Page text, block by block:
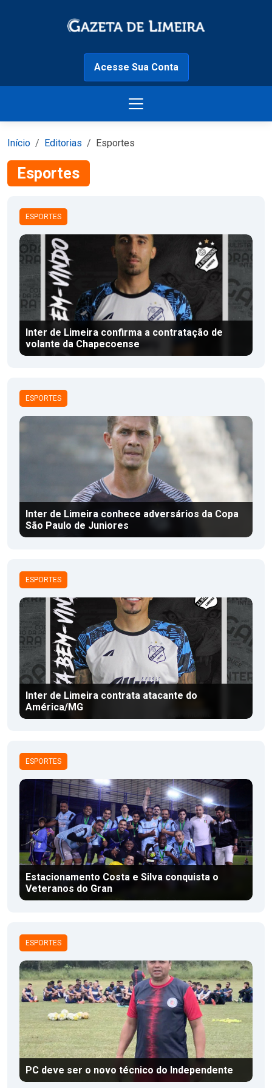
Acesse Sua Conta
Início Editorias Esportes
Esportes
ESPORTES
Inter de Limeira confirma a contratação de
volante da Chapecoense
ESPORTES
Inter de Limeira conhece adversários da Copa
São Paulo de Juniores
ESPORTES
Inter de Limeira contrata atacante do
América/MG
ESPORTES
Estacionamento Costa e Silva conquista o
Veteranos do Gran
ESPORTES
PC deve ser o novo técnico do Independente